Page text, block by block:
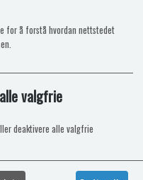
for å forstå hvordan nettstedet
valgfrie
deaktivere alle valgfrie